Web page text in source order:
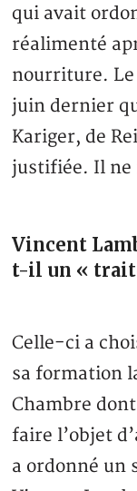
qui avait
réalimenté
nourriture. Le
juin dernier
Kariger, de
justifiée. Il ne
Vincent
t-il un «
Celle-ci a
sa formation
Chambre
faire l’objet
a ordonné un